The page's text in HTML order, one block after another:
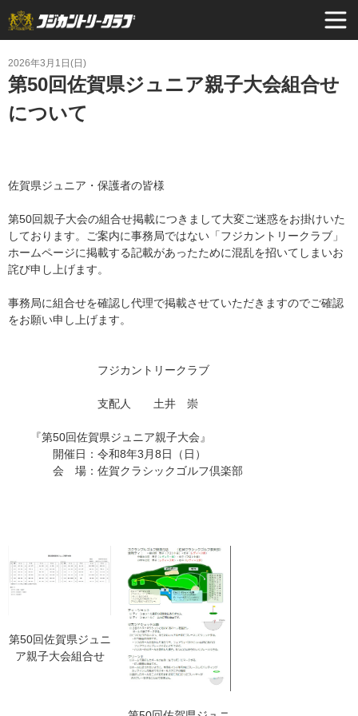
2026年3月1日(日)
第50回佐賀県ジュニア親子大会組合せ
について
佐賀県ジュニア・保護者の皆様
第50回親子大会の組合せ掲載につきまして大変ご迷惑をお掛けいた
しております。ご案内に事務局ではない「フジカントリークラブ」
ホームページに掲載する記載があったために混乱を招いてしまいお
詫び申し上げます。
事務局に組合せを確認し代理で掲載させていただきますのでご確認
をお願い申し上げます。
フジカントリークラブ
支配人 土井 崇
『第50回佐賀県ジュニア親子大会』
開催日：令和8年3月8日（日）
会 場：佐賀クラシックゴルフ倶楽部
第50回佐賀県ジュニ
ア親子大会組合せ